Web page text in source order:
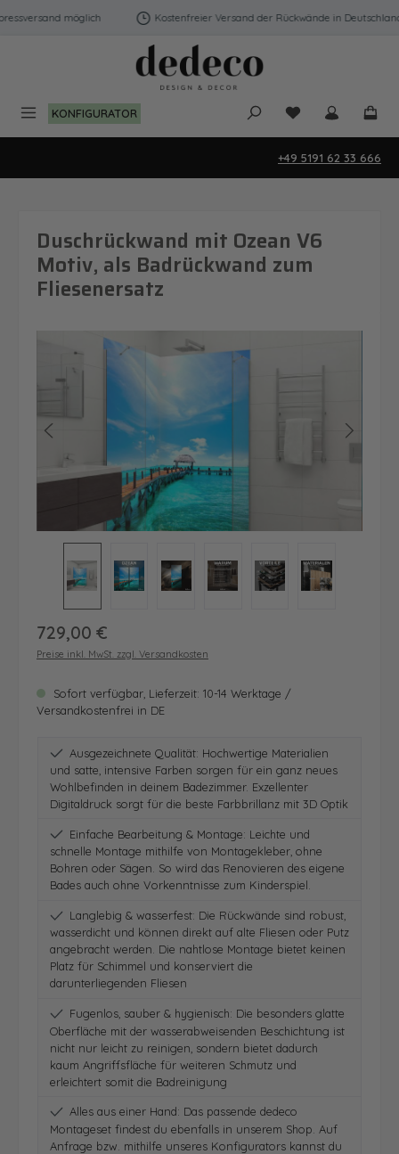
Zum Hauptinhalt springen
möglich Kostenfreier Versand der Rückwände in Deutschland |
KONFIGURATOR Du hast 0
+49 5191 62 33 666
Duschrückwand mit Ozean V6
Motiv, als Badrückwand zum
Fliesenersatz
Bildergalerie überspringen
Regulärer Preis:
729,00 €
Preise inkl. MwSt. zzgl. Versandkosten
Sofort verfügbar, Lieferzeit: 10-14 Werktage /
Versandkostenfrei in DE
Ausgezeichnete Qualität: Hochwertige Materialien
und satte, intensive Farben sorgen für ein ganz neues
Wohlbefinden in deinem Badezimmer. Exzellenter
Digitaldruck sorgt für die beste Farbbrillanz mit 3D Optik
Einfache Bearbeitung & Montage: Leichte und
schnelle Montage mithilfe von Montagekleber, ohne
Bohren oder Sägen. So wird das Renovieren des eigene
Bades auch ohne Vorkenntnisse zum Kinderspiel.
Langlebig & wasserfest: Die Rückwände sind robust,
wasserdicht und können direkt auf alte Fliesen oder Putz
angebracht werden. Die nahtlose Montage bietet keinen
Platz für Schimmel und konserviert die
darunterliegenden Fliesen
Fugenlos, sauber & hygienisch: Die besonders glatte
Oberfläche mit der wasserabweisenden Beschichtung ist
nicht nur leicht zu reinigen, sondern bietet dadurch
kaum Angriffsfläche für weiteren Schmutz und
erleichtert somit die Badreinigung
Alles aus einer Hand: Das passende dedeco
Montageset findest du ebenfalls in unserem Shop. Auf
Anfrage bzw. mithilfe unseres Konfigurators kannst du